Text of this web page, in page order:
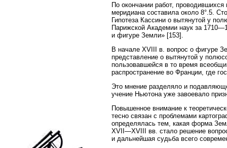
По окончании работ,
меридиана составила около 8°.5.
Гипотеза Кассини о вытянутой у
Парижской Академии наук за
и фигуре Земли» [153].
В начале XVIII в. вопрос о фигуре
представление о вытянутой у
пользовавшейся в то время
распространение во Франции, где
Это мнение разделяло и
учение Ньютона уже завоевало
Повышенное внимание к
тесно связан с проблемами
определялась тем, какая форма
XVII—XVIII вв. стало решение
и дальнейшая судьба всего